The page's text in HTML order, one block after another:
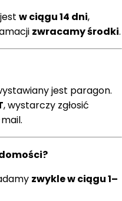
w ciągu 14 dni,
zwracamy środki.
jest paragon.
, wystarczy zgłosić
zwykle w ciągu 1–